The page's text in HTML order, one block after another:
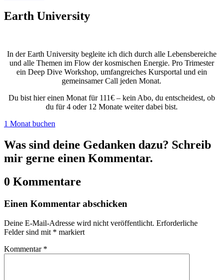
Earth University
In der Earth University begleite ich dich durch alle Lebensbereiche
und alle Themen im Flow der kosmischen Energie. Pro Trimester
ein Deep Dive Workshop, umfangreiches Kursportal und ein
gemeinsamer Call jeden Monat.
Du bist hier einen Monat für 111€ – kein Abo, du entscheidest, ob
du für 4 oder 12 Monate weiter dabei bist.
1 Monat buchen
Was sind deine Gedanken dazu? Schreib
mir gerne einen Kommentar.
0 Kommentare
Einen Kommentar abschicken
Deine E-Mail-Adresse wird nicht veröffentlicht. Erforderliche
Felder sind mit * markiert
Kommentar *